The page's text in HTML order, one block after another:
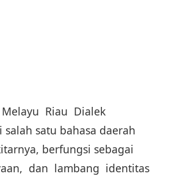
Riau Dialek
salah satu bahasa daerah
berfungsi sebagai
dan lambang identitas